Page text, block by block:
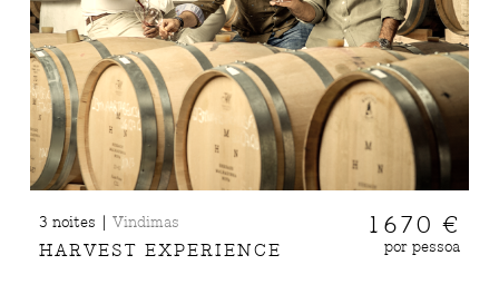
3 noites |Vindimas
HARVEST EXPERIENCE
1670 €
por pessoa